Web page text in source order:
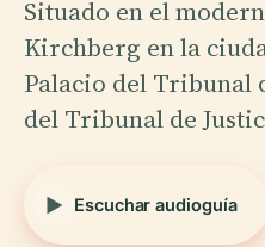
Situado en el
Kirchberg en la
Palacio del Tribunal
del Tribunal de
Escuchar audioguía